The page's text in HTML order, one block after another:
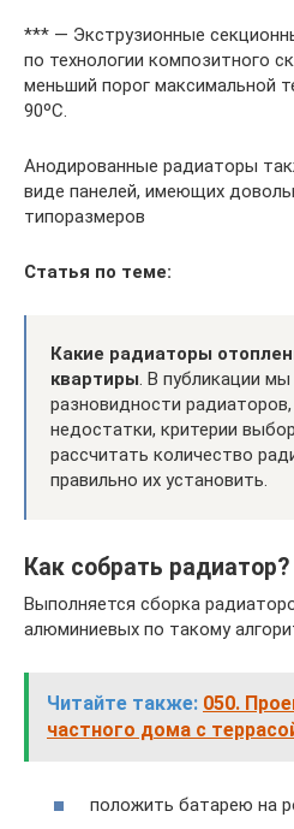
*** — Экструзионные
по технологии композитного
меньший порог максимальной
90ºС.
Анодированные радиаторы
виде панелей, имеющих
типоразмеров
Статья по теме:
Какие радиаторы
квартиры. В публикации
разновидности
недостатки, критерии
рассчитать количество
правильно их установить.
Как собрать радиатор?
Выполняется сборка
алюминиевых по такому
Читайте также: 050.
частного дома с
положить батарею на